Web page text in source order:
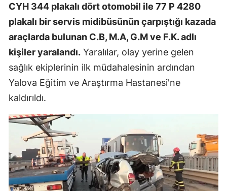
CYH 344 plakalı dört otomobil ile 77 P 4280
plakalı bir servis midibüsünün çarpıştığı kazada
araçlarda bulunan C.B, M.A, G.M ve F.K. adlı
kişiler yaralandı. Yaralılar, olay yerine gelen
sağlık ekiplerinin ilk müdahalesinin ardından
Yalova Eğitim ve Araştırma Hastanesi'ne
kaldırıldı.